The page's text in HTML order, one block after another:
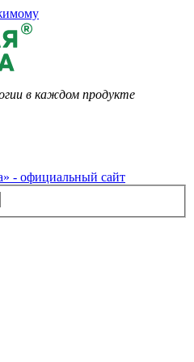
в каждом продукте